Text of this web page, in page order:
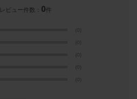
レビュー件数： 0件
(0)
(0)
(0)
(0)
(0)